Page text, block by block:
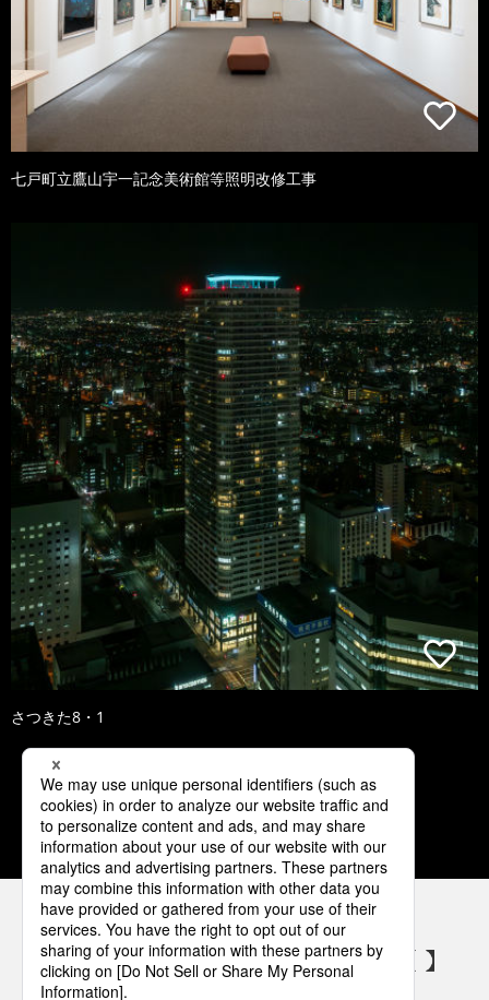
七戸町立鷹山宇一記念美術館等照明改修工事
さつきた8・1
1 2 3 4 5
パナソニックの電気設備 SNSアカウント